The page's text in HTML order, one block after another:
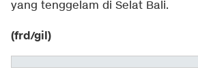
yang tenggelam di Selat Bali.
(frd/gil)